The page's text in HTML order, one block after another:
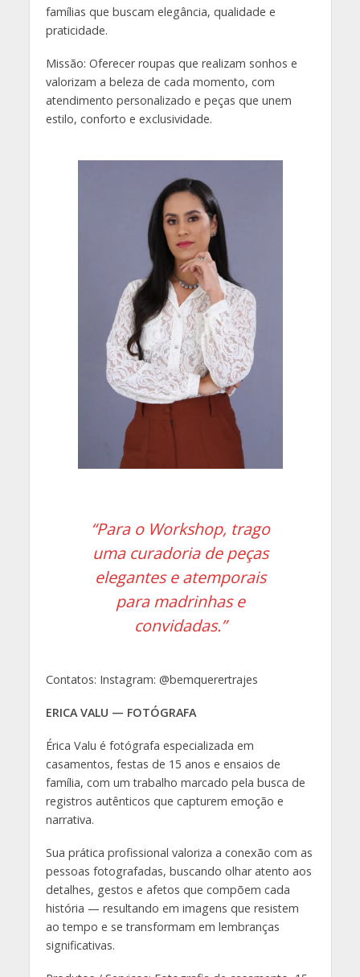
famílias que buscam elegância, qualidade e
praticidade.
Missão: Oferecer roupas que realizam sonhos e
valorizam a beleza de cada momento, com
atendimento personalizado e peças que unem
estilo, conforto e exclusividade.
“Para o Workshop, trago
uma curadoria de peças
elegantes e atemporais
para madrinhas e
convidadas.”
Contatos: Instagram: @bemquerertrajes
ERICA VALU — FOTÓGRAFA
Érica Valu é fotógrafa especializada em
casamentos, festas de 15 anos e ensaios de
família, com um trabalho marcado pela busca de
registros autênticos que capturem emoção e
narrativa.
Sua prática profissional valoriza a conexão com as
pessoas fotografadas, buscando olhar atento aos
detalhes, gestos e afetos que compõem cada
história — resultando em imagens que resistem
ao tempo e se transformam em lembranças
significativas.